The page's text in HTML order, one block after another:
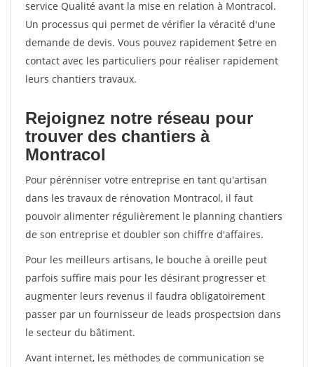
service Qualité avant la mise en relation à Montracol.
Un processus qui permet de vérifier la véracité d'une
demande de devis. Vous pouvez rapidement $etre en
contact avec les particuliers pour réaliser rapidement
leurs chantiers travaux.
Rejoignez notre réseau pour
trouver des chantiers à
Montracol
Pour pérénniser votre entreprise en tant qu'artisan
dans les travaux de rénovation Montracol, il faut
pouvoir alimenter régulièrement le planning chantiers
de son entreprise et doubler son chiffre d'affaires.
Pour les meilleurs artisans, le bouche à oreille peut
parfois suffire mais pour les désirant progresser et
augmenter leurs revenus il faudra obligatoirement
passer par un fournisseur de leads prospectsion dans
le secteur du bâtiment.
Avant internet, les méthodes de communication se